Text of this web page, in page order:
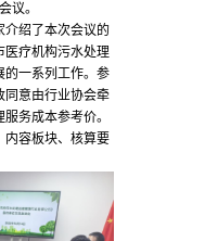
议。
介绍了本次会议的
医疗机构污水处理
的一系列工作。参
同意由行业协会牵
务成本参考价。
内容板块、核算要